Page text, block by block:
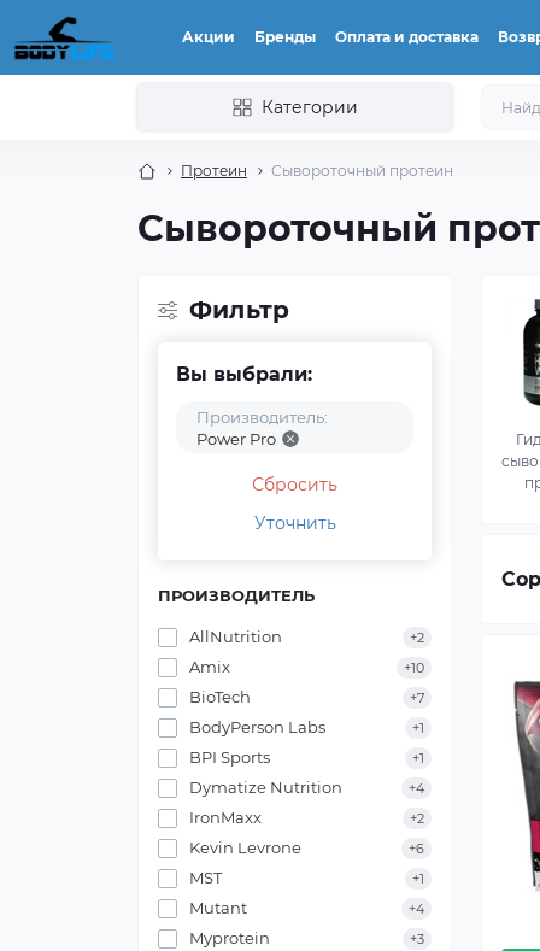
Акции Бренды Оплата и доставка
Категории
Протеин Сывороточный протеин
Сывороточный
Фильтр
Вы выбрали:
Производитель:
Power Pro
Сбросить
Уточнить
ПРОИЗВОДИТЕЛЬ
AllNutrition +2
Amix +10
BioTech +7
BodyPerson Labs +1
BPI Sports +1
Dymatize Nutrition +4
IronMaxx +2
Kevin Levrone +6
MST +1
Mutant +4
Myprotein +3